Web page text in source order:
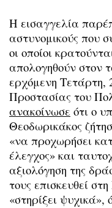
Η εισαγγελία
αστυνομικούς που
οι οποίοι
απολογηθούν στον
ερχόμενη Τετάρτη,
Προστασίας του
ανακοίνωσε ότι ο
Θεοδωρικάκος
«να προχωρήσει
έλεγχος» και
αξιολόγηση της
τους επισκευθεί
«στηρίξει ψυχικά»,